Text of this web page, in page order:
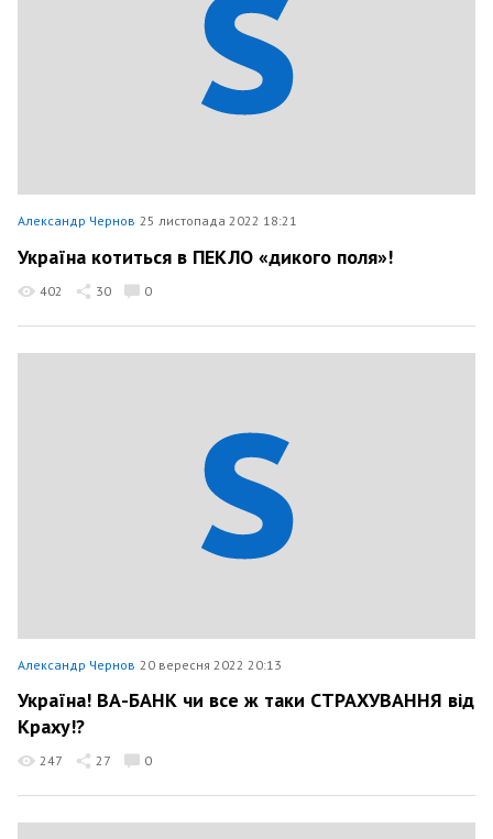
Александр Чернов 25 листопада 2022 18:21
Україна котиться в ПЕКЛО «дикого поля»!
402 30 0
Александр Чернов 20 вересня 2022 20:13
Україна! ВА-БАНК чи все ж таки СТРАХУВАННЯ від
Краху!?
247 27 0